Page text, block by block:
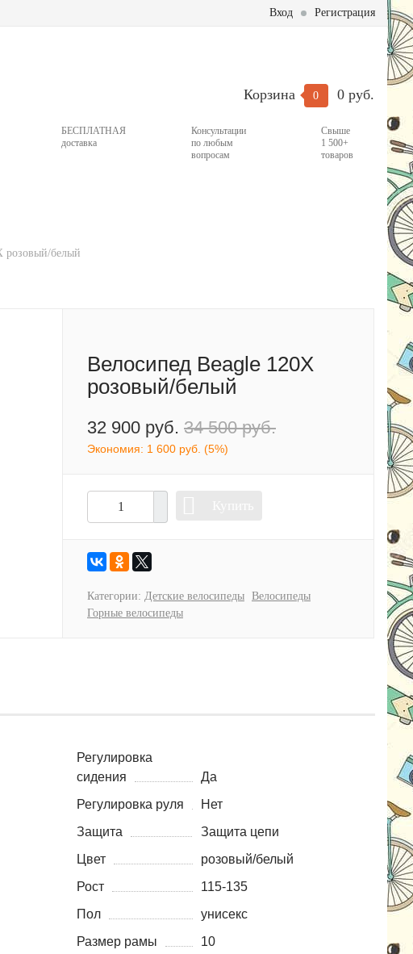
Вход Регистрация
Корзина 0 0 руб.
БЕСПЛАТНАЯ
доставка
Консультации
по любым
вопросам
Свыше
1 500+
товаров
розовый/белый
Велосипед Beagle 120X
розовый/белый
32 900 руб. 34 500 руб.
Экономия: 1 600 руб. (5%)
Категории: Детские велосипеды Велосипеды
Горные велосипеды
Регулировка
сидения
Да
Регулировка руля
Нет
Защита
Защита цепи
Цвет
розовый/белый
Рост
115-135
Пол
унисекс
Размер рамы
10